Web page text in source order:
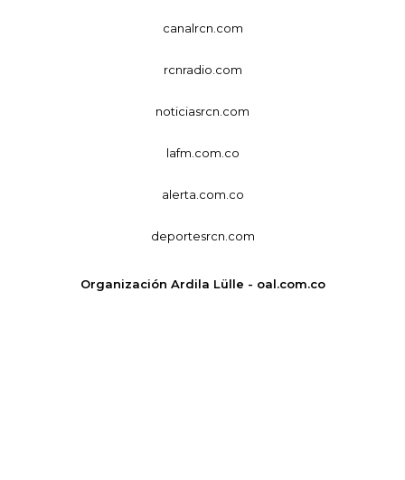
canalrcn.com
rcnradio.com
noticiasrcn.com
lafm.com.co
alerta.com.co
deportesrcn.com
Organización Ardila Lülle - oal.com.co